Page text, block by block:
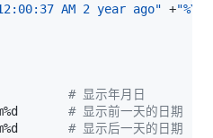
AM 2 year ago" +"%Y-
# 显示年月日
# 显示前一天的日期
# 显示后一天的日期